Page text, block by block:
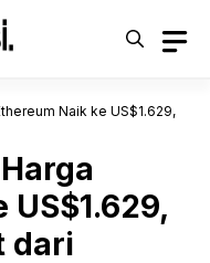
Naik ke US$1.629,
US$1.629,
dari